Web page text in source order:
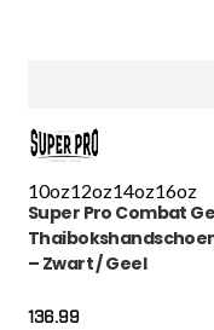
10oz12oz14oz16oz
Super Pro Combat
– Zwart / Geel
136.99